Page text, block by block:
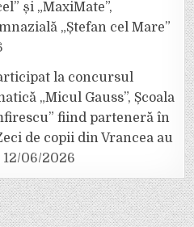
și „MaxiMate”,
„Ștefan cel Mare”
la concursul
„Micul Gauss”, Școala
fiind parteneră în
de copii din Vrancea au
12/06/2026